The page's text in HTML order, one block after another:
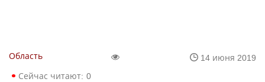
Область
14 июня 2019
Сейчас читают: 0